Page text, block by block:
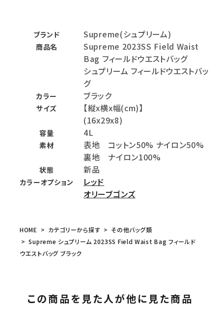
ブランド Supreme(シュプリーム)
商品名
Supreme 2023SS Field Waist
Bag フィールドウエストバッグ
シュプリーム フィールドウエストバッ
グ
カラー ブラック
サイズ
【縦x横x幅(cm)】
(16x29x8)
容量 4L
素材
表地 コットン50% ナイロン50%
裏地 ナイロン100%
状態 新品
カラーオプション
レッド
オリーブゴンズ
HOME カテゴリーから探す
その他バッグ類
Supreme シュプリーム 2023SS Field Waist Bag フィールド
ウエストバッグ ブラック
この商品を見た人が他に見た商品